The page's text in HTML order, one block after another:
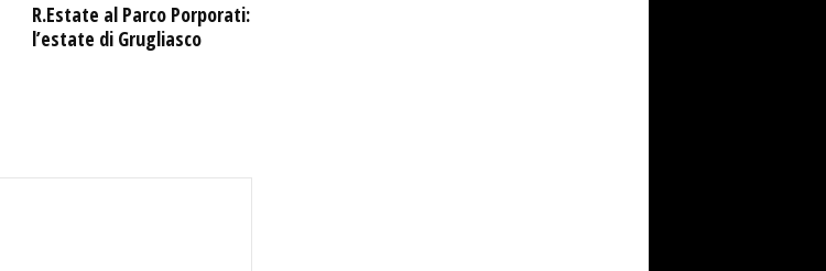
R.Estate al Parco Porporati:
l’estate di Grugliasco